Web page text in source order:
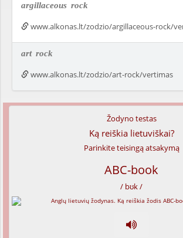
argillaceous rock
www.alkonas.lt/zodzio/argillaceous-rock/
art rock
www.alkonas.lt/zodzio/art-rock/vertimas
Žodyno testas
Ką reiškia lietuviškai?
Parinkite teisingą atsakymą
ABC-book
/ bʊk /